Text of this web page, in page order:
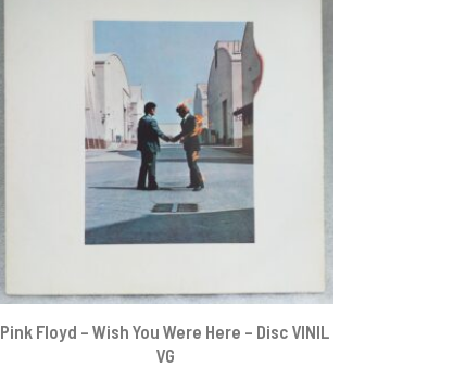
Pink Floyd ‎– Wish You Were Here – Disc VINIL
VG